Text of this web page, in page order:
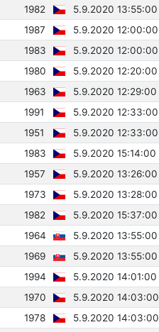
1982 5.9.2020 13:55:00
1987 5.9.2020 12:00:00
1983 5.9.2020 12:00:00
1980 5.9.2020 12:20:00
1963 5.9.2020 12:29:00
1991 5.9.2020 12:33:00
1951 5.9.2020 12:33:00
1983 5.9.2020 15:14:00
1957 5.9.2020 13:26:00
1973 5.9.2020 13:28:00
1982 5.9.2020 15:37:00
1964 5.9.2020 13:55:00
1969 5.9.2020 13:55:00
1994 5.9.2020 14:01:00
1970 5.9.2020 14:03:00
1978 5.9.2020 14:03:00